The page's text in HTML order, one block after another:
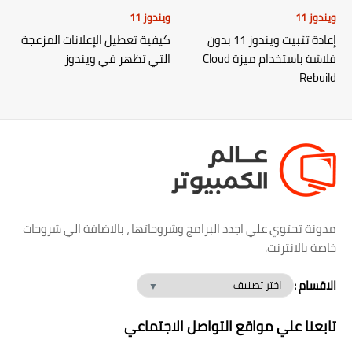
ويندوز 11
إعادة تثبيت ويندوز 11 بدون
فلاشة باستخدام ميزة Cloud
Rebuild
ويندوز 11
كيفية تعطيل الإعلانات المزعجة
التي تظهر في ويندوز
مدونة تحتوي علي اجدد البرامج وشروحاتها ، بالاضافة الي شروحات
خاصة بالانترنت.
الاقسام :
تابعنا علي مواقع التواصل الاجتماعي